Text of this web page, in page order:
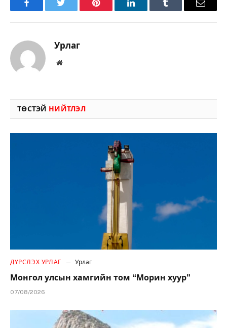
FacebookTwitter Pinterest LinkedInTumblr Имэйл
Урлаг
Вэбсайт
ТӨСТЭЙ НИЙТЛЭЛ
ДҮРСЛЭХ УРЛАГ Урлаг
Монгол улсын хамгийн том “Морин хуур”
07/08/2026